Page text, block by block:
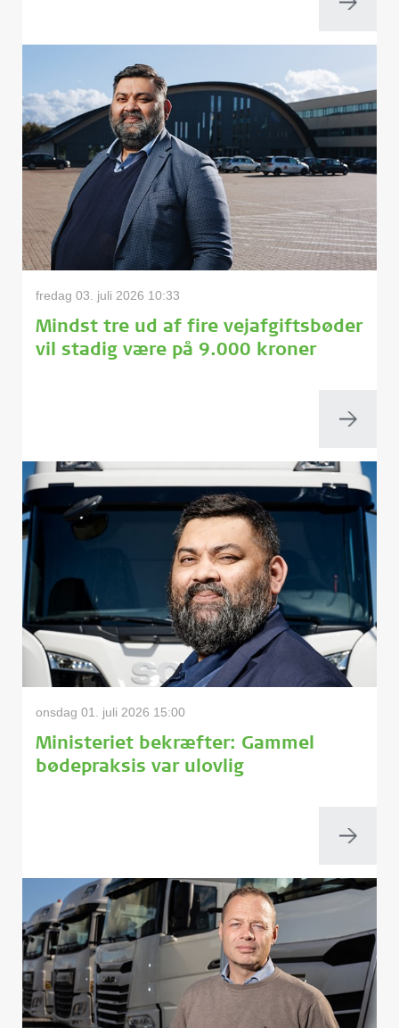
fredag 03. juli 2026 10:33
Mindst tre ud af fire vejafgiftsbøder
vil stadig være på 9.000 kroner
onsdag 01. juli 2026 15:00
Ministeriet bekræfter: Gammel
bødepraksis var ulovlig